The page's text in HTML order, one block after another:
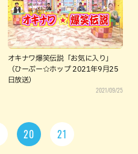
オキナワ爆笑伝説「お気に入り」
（ひーぷー☆ホップ 2021年9月25
日放送）
2021/09/25
20 21